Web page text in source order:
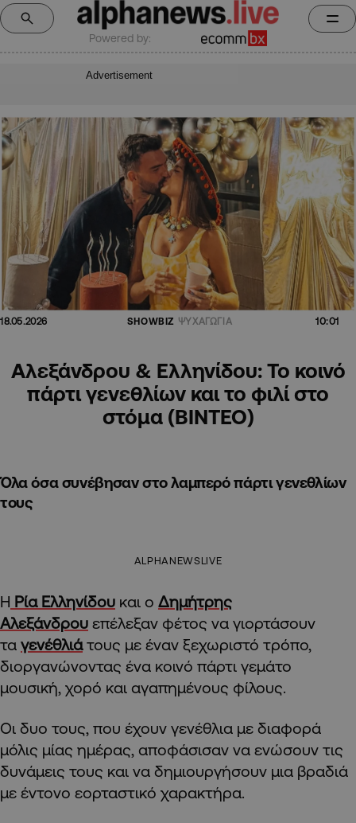
Powered by:
Advertisement
18.05.2026 SHOWBIZ ΨΥΧΑΓΩΓΙΑ 10:01
Αλεξάνδρου & Ελληνίδου: Το κοινό
πάρτι γενεθλίων και το φιλί στο
στόμα (ΒΙΝΤΕΟ)
Όλα όσα συνέβησαν στο λαμπερό πάρτι γενεθλίων
τους
ALPHANEWSLIVE
Η Ρία Ελληνίδου και ο Δημήτρης
Αλεξάνδρου επέλεξαν φέτος να γιορτάσουν
τα γενέθλιάτους με έναν ξεχωριστό τρόπο,
διοργανώνοντας ένα κοινό πάρτι γεμάτο
μουσική, χορό και αγαπημένους φίλους.
Οι δυο τους, που έχουν γενέθλια με διαφορά
μόλις μίας ημέρας, αποφάσισαν να ενώσουν τις
δυνάμεις τους και να δημιουργήσουν μια βραδιά
με έντονο εορταστικό χαρακτήρα.